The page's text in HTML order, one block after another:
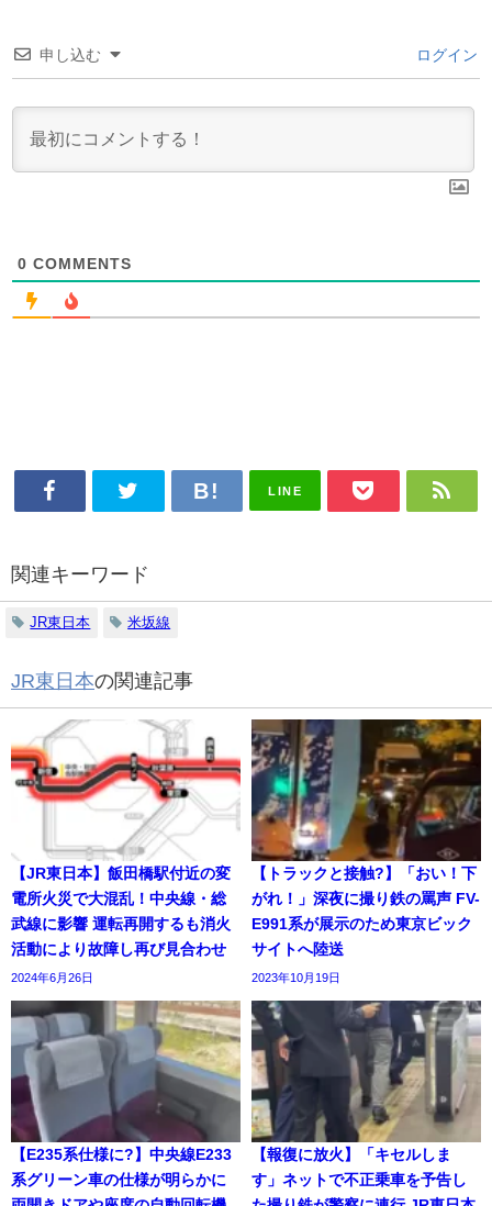
申し込む ログイン
0 COMMENTS
LINE
関連キーワード
JR東日本 米坂線
JR東日本の関連記事
【JR東日本】飯田橋駅付近の変
電所火災で大混乱！中央線・総
武線に影響 運転再開するも消火
活動により故障し再び見合わせ
2024年6月26日
【トラックと接触?】「おい！下
がれ！」深夜に撮り鉄の罵声 FV-
E991系が展示のため東京ビック
サイトへ陸送
2023年10月19日
【E235系仕様に?】中央線E233
系グリーン車の仕様が明らかに
【報復に放火】「キセルしま
す」ネットで不正乗車を予告し